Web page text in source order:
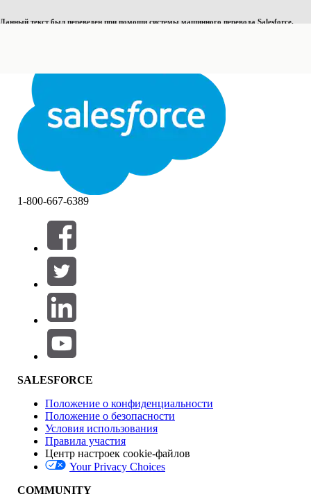
Данный текст был переведен при помощи системы машинного перевода Salesforce.
Закрыть
Фильтры (0)
ВЫБРАТЬ ФИЛЬТРЫ
Область продуктов
Влияние на функции
Версия
1-800-667-6389
SALESFORCE
Положение о конфиденциальности
Положение о безопасности
Условия использования
Правила участия
Центр настроек cookie-файлов
Your Privacy Choices
COMMUNITY